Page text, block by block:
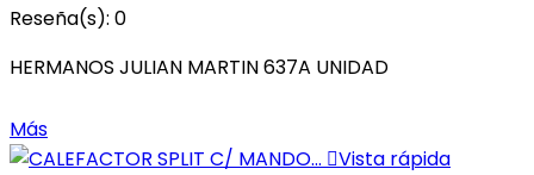
Reseña(s): 0
HERMANOS JULIAN MARTIN 637A UNIDAD
Más
Vista rápida